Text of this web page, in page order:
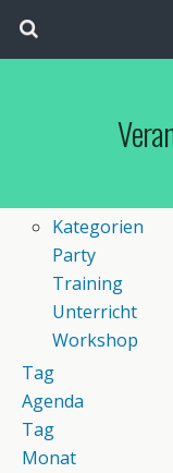
Kategorien
Party
Training
Unterricht
Workshop
Tag
Agenda
Tag
Monat